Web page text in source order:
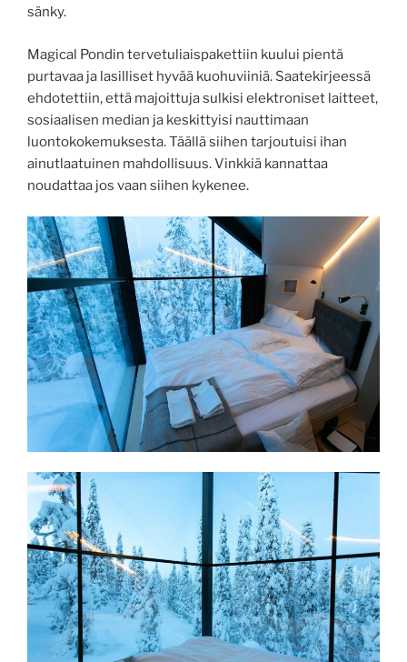
sänky.
Magical Pondin tervetuliaispakettiin kuului pientä
purtavaa ja lasilliset hyvää kuohuviiniä. Saatekirjeessä
ehdotettiin, että majoittuja sulkisi elektroniset laitteet,
sosiaalisen median ja keskittyisi nauttimaan
luontokokemuksesta. Täällä siihen tarjoutuisi ihan
ainutlaatuinen mahdollisuus. Vinkkiä kannattaa
noudattaa jos vaan siihen kykenee.